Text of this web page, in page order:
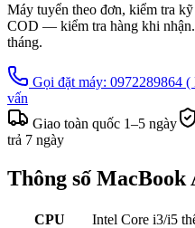
Máy tuyển theo đơn, kiểm tra
COD — kiểm tra hàng khi
tháng.
Gọi đặt máy: 0972289864
vấn
Giao toàn quốc 1–5 ngày
trả 7 ngày
Thông số MacBook
CPU
Intel Core i3/i5